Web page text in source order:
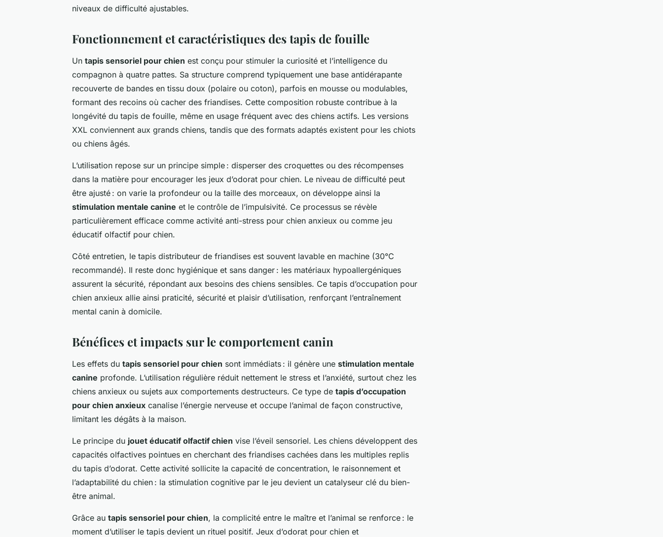
niveaux de difficulté ajustables.
Fonctionnement et caractéristiques des tapis de fouille
Un tapis sensoriel pour chien est conçu pour stimuler la curiosité et l’intelligence du
compagnon à quatre pattes. Sa structure comprend typiquement une base antidérapante
recouverte de bandes en tissu doux (polaire ou coton), parfois en mousse ou modulables,
formant des recoins où cacher des friandises. Cette composition robuste contribue à la
longévité du tapis de fouille, même en usage fréquent avec des chiens actifs. Les versions
XXL conviennent aux grands chiens, tandis que des formats adaptés existent pour les chiots
ou chiens âgés.
L’utilisation repose sur un principe simple : disperser des croquettes ou des récompenses
dans la matière pour encourager les jeux d’odorat pour chien. Le niveau de difficulté peut
être ajusté : on varie la profondeur ou la taille des morceaux, on développe ainsi la
stimulation mentale canine et le contrôle de l’impulsivité. Ce processus se révèle
particulièrement efficace comme activité anti-stress pour chien anxieux ou comme jeu
éducatif olfactif pour chien.
Côté entretien, le tapis distributeur de friandises est souvent lavable en machine (30°C
recommandé). Il reste donc hygiénique et sans danger : les matériaux hypoallergéniques
assurent la sécurité, répondant aux besoins des chiens sensibles. Ce tapis d’occupation pour
chien anxieux allie ainsi praticité, sécurité et plaisir d’utilisation, renforçant l’entraînement
mental canin à domicile.
Bénéfices et impacts sur le comportement canin
Les effets du tapis sensoriel pour chien sont immédiats : il génère une stimulation mentale
canine profonde. L’utilisation régulière réduit nettement le stress et l’anxiété, surtout chez les
chiens anxieux ou sujets aux comportements destructeurs. Ce type de tapis d’occupation
pour chien anxieux canalise l’énergie nerveuse et occupe l’animal de façon constructive,
limitant les dégâts à la maison.
Le principe du jouet éducatif olfactif chien vise l’éveil sensoriel. Les chiens développent des
capacités olfactives pointues en cherchant des friandises cachées dans les multiples replis
du tapis d’odorat. Cette activité sollicite la capacité de concentration, le raisonnement et
l’adaptabilité du chien : la stimulation cognitive par le jeu devient un catalyseur clé du bien-
être animal.
Grâce au tapis sensoriel pour chien, la complicité entre le maître et l’animal se renforce : le
moment d’utiliser le tapis devient un rituel positif. Jeux d’odorat pour chien et